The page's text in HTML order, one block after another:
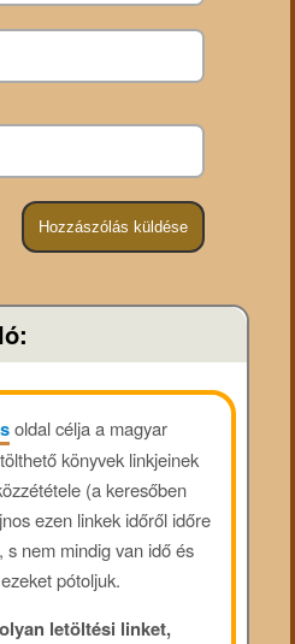
oldal célja a magyar
könyvek linkjeinek
(a keresőben
ezen linkek időről időre
s nem mindig van idő és
pótoljuk.
letöltési linket,